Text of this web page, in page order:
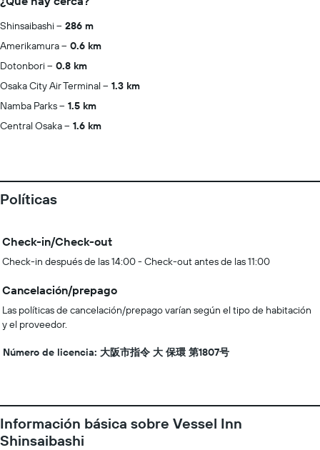
Shinsaibashi
286 m
Amerikamura
0.6 km
Dotonbori
0.8 km
Osaka City Air Terminal
1.3 km
Namba Parks
1.5 km
Central Osaka
1.6 km
Políticas
Check-in/Check-out
Check-in después de las 14:00 - Check-out antes de las 11:00
Cancelación/prepago
Las políticas de cancelación/prepago varían según el tipo de habitación
y el proveedor.
Número de licencia: 大阪市指令 大 保環 第1807号
Información básica sobre Vessel Inn
Shinsaibashi